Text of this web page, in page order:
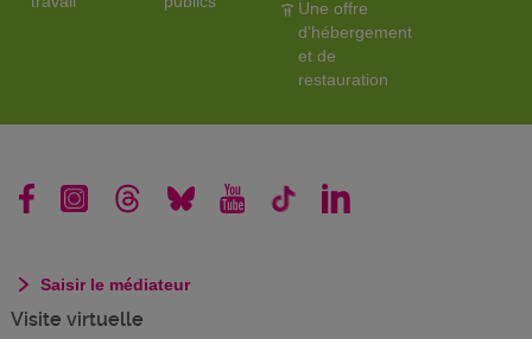
Une offre
d'hébergement
et de
restauration
Saisir le médiateur
Visite virtuelle